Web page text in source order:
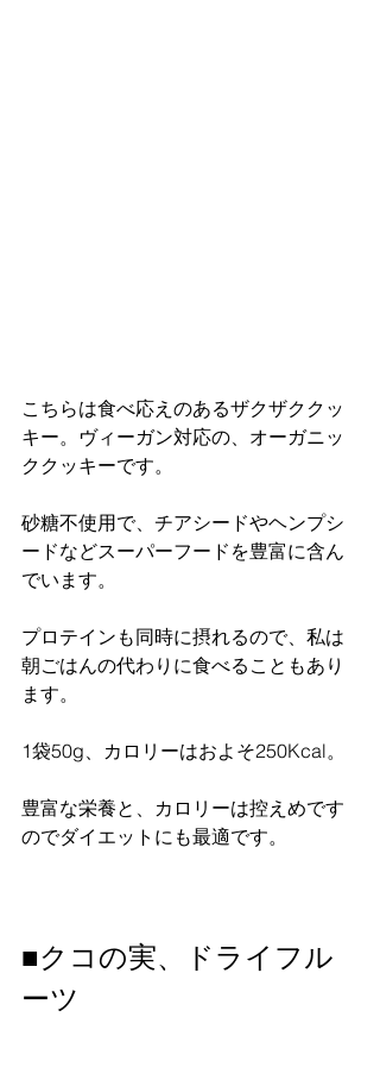
こちらは食べ応えのあるザクザククッ
キー。ヴィーガン対応の、オーガニッ
ククッキーです。
砂糖不使用で、チアシードやヘンプシ
ードなどスーパーフードを豊富に含ん
でいます。
プロテインも同時に摂れるので、私は
朝ごはんの代わりに食べることもあり
ます。
1袋50g、カロリーはおよそ250Kcal。
豊富な栄養と、カロリーは控えめです
のでダイエットにも最適です。
■クコの実、ドライフル
ーツ